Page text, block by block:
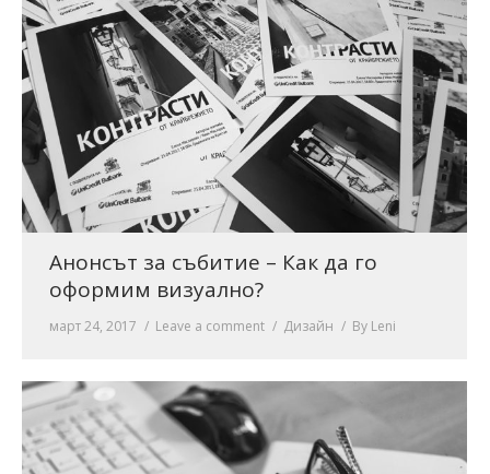
Анонсът за събитие – Как да го
оформим визуално?
март 24, 2017 Leave a comment Дизайн By Leni